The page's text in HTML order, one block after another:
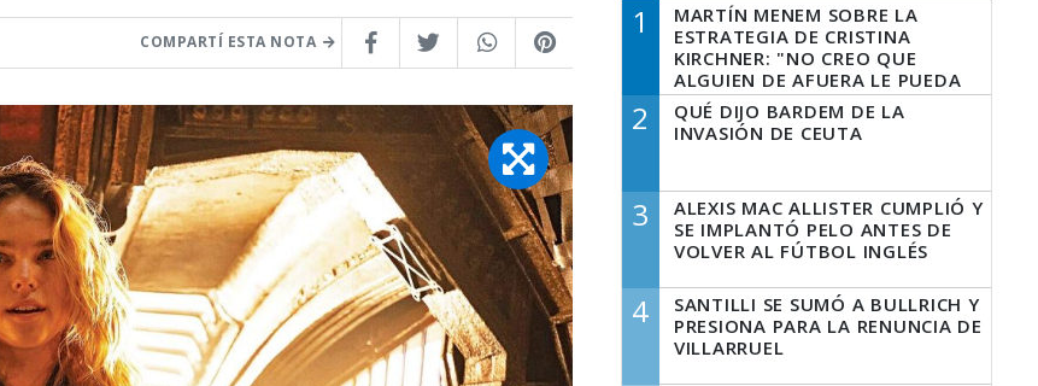
COMPARTÍ ESTA NOTA
1
MARTÍN MENEM SOBRE LA
ESTRATEGIA DE CRISTINA
KIRCHNER: "NO CREO QUE
ALGUIEN DE AFUERA LE PUEDA
DECIR A LA JUSTICIA LO QUE
TIENE QUE HACER"
2
QUÉ DIJO BARDEM DE LA
INVASIÓN DE CEUTA
3
ALEXIS MAC ALLISTER CUMPLIÓ Y
SE IMPLANTÓ PELO ANTES DE
VOLVER AL FÚTBOL INGLÉS
4
SANTILLI SE SUMÓ A BULLRICH Y
PRESIONA PARA LA RENUNCIA DE
VILLARRUEL